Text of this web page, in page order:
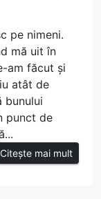
pe nimeni.
mă uit în
am făcut și
atât de
bunului
punct de
Citește mai mult